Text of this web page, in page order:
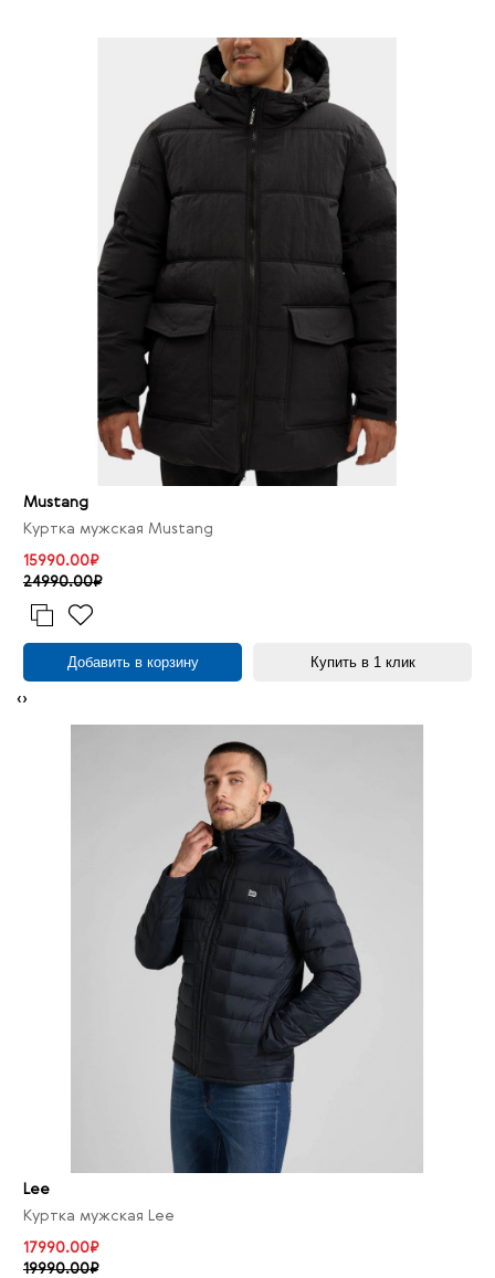
Mustang
Куртка мужская Mustang
15990.00₽
24990.00₽
Добавить в корзину Купить в 1 клик
‹›
Lee
Куртка мужская Lee
17990.00₽
19990.00₽